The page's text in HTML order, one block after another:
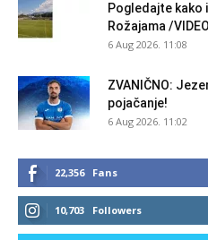
Pogledajte kako
Rožajama /
6 Aug 2026. 11:08
ZVANIČNO:
pojačanje!
6 Aug 2026. 11:02
22,356 Fans
10,703 Followers